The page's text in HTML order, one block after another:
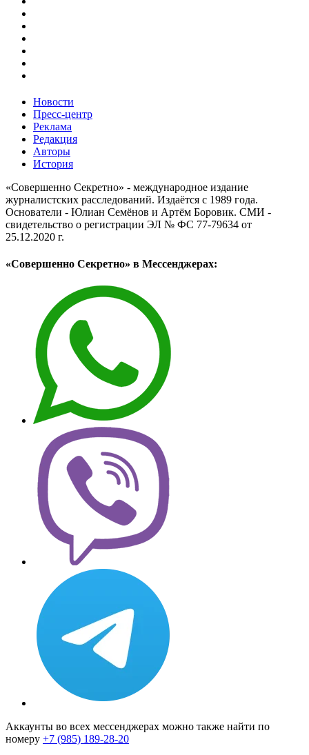
Новости
Пресс-центр
Реклама
Редакция
Авторы
История
«Совершенно Секретно» - международное издание
журналистских расследований. Издаётся с 1989 года.
Основатели - Юлиан Семёнов и Артём Боровик. CМИ -
свидетельство о регистрации ЭЛ № ФС 77-79634 от
25.12.2020 г.
«Совершенно Секретно» в Мессенджерах:
Аккаунты во всех мессенджерах можно также найти по
номеру +7 (985) 189-28-20